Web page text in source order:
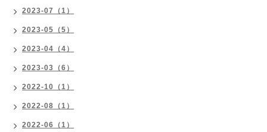
2023-07（1）
2023-05（5）
2023-04（4）
2023-03（6）
2022-10（1）
2022-08（1）
2022-06（1）